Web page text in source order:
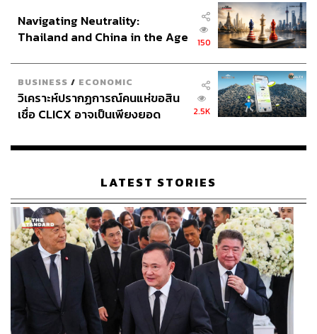
Navigating Neutrality:
Thailand and China in the Age
150
BUSINESS / ECONOMIC
วิเคราะห์ปรากฏการณ์คนแห่ขอสิน
เชื่อ CLICX อาจเป็นเพียงยอด
เรือนไทยที่ถูกซุกไว้
2.5K
LATEST STORIES